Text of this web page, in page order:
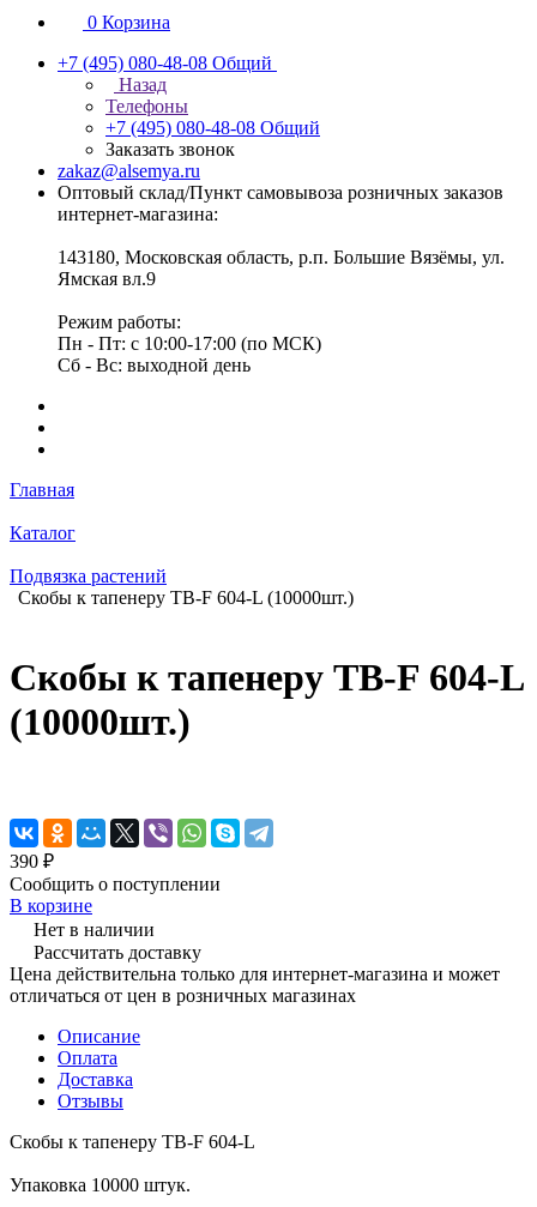
0 Корзина
+7 (495) 080-48-08 Общий
Назад
Телефоны
+7 (495) 080-48-08 Общий
Заказать звонок
zakaz@alsemya.ru
Оптовый склад/Пункт самовывоза розничных заказов
интернет-магазина:
143180, Московская область, р.п. Большие Вязёмы, ул.
Ямская вл.9
Режим работы:
Пн - Пт: с 10:00-17:00 (по МСК)
Сб - Вс: выходной день
Главная
Каталог
Подвязка растений
Скобы к тапенеру TB-F 604-L (10000шт.)
Скобы к тапенеру TB-F 604-L
(10000шт.)
390 ₽
Сообщить о поступлении
В корзине
Нет в наличии
Рассчитать доставку
Цена действительна только для интернет-магазина и может
отличаться от цен в розничных магазинах
Описание
Оплата
Доставка
Отзывы
Скобы к тапенеру TB-F 604-L
Упаковка 10000 штук.